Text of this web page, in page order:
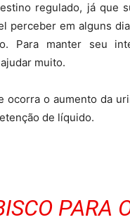
regulado, já que
perceber em alguns
Para manter seu
muito.
o aumento da
de líquido.
PARA